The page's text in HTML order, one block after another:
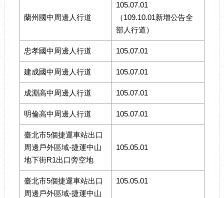
蘭州國中周邊人行道
105.07.01
（109.10.01新增公告全
部人行道）
忠孝國中周邊人行道 105.07.01
建成國中周邊人行道 105.07.01
成淵高中周邊人行道 105.07.01
明倫高中周邊人行道 105.07.01
臺北市5個捷運車站出口
周邊戶外區域-捷運中山
地下街R1出口旁空地
105.05.01
臺北市5個捷運車站出口
周邊戶外區域-捷運中山
105.05.01